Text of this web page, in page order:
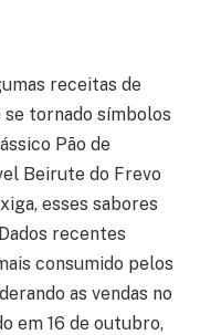
receitas de
se tornado símbolos
Pão de
Beirute do Frevo
esses sabores
recentes
consumido pelos
as vendas no
em 16 de outubro,